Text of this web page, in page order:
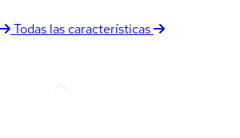
Todas las características